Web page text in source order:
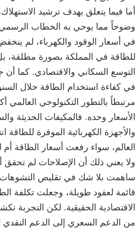
أما فيما يتعلق بهدف ترشيد
وضوحاً مما يوحي به الخطاب الرسمي.
في أسعار الوقود والكهرباء، لم
للطاقة في المملكة بصورة مطلقة،
التوسع السكاني والاقتصادي. كما
في كفاءة استخدام الطاقة خلال
مرتبطاً بالتطور التكنولوجي العالمي
الأسعار وحده. فالمكيفات الحديثة
والأجهزة الكهربائية الموفرة
العالم، سواء رفعت أسعار الطاقة أم
ولا يعني ذلك أن الإصلاحات لم تحقق
ساهمت بلا شك في تقليص التشوهات
قائمة لعقود طويلة، وجعلت تكلفة
الاقتصادية الحقيقية. لكن التجربة
من الدعم السعري إلى الدعم